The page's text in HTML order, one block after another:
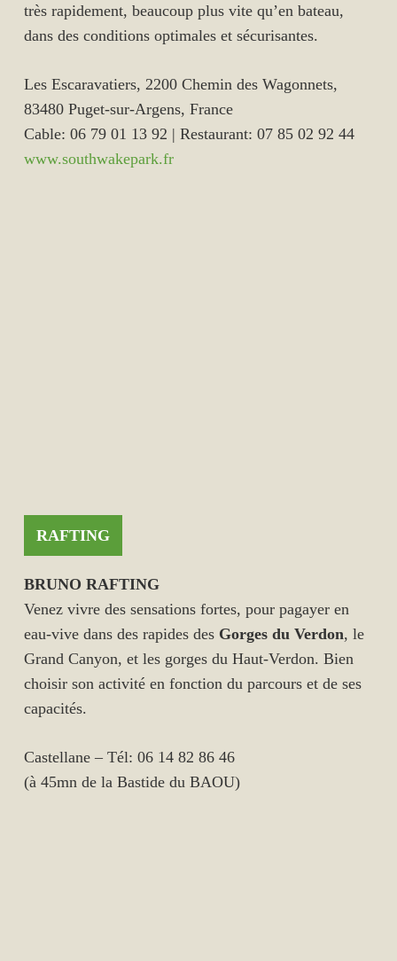
très rapidement, beaucoup plus vite qu’en bateau,
dans des conditions optimales et sécurisantes.
Les Escaravatiers, 2200 Chemin des Wagonnets,
83480 Puget-sur-Argens, France
Cable: 06 79 01 13 92 | Restaurant: 07 85 02 92 44
www.southwakepark.fr
RAFTING
BRUNO RAFTING
Venez vivre des sensations fortes, pour pagayer en
eau-vive dans des rapides des Gorges du Verdon, le
Grand Canyon, et les gorges du Haut-Verdon. Bien
choisir son activité en fonction du parcours et de ses
capacités.
Castellane – Tél: 06 14 82 86 46
(à 45mn de la Bastide du BAOU)